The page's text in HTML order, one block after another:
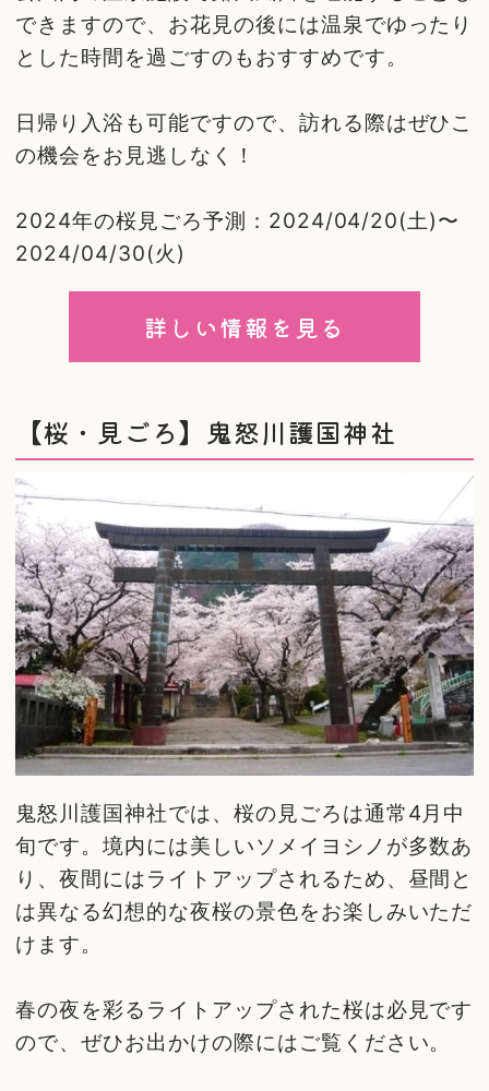
できますので、お花見の後には温泉でゆったり
とした時間を過ごすのもおすすめです。
日帰り入浴も可能ですので、訪れる際はぜひこ
の機会をお見逃しなく！
2024年の桜見ごろ予測：2024/04/20(土)〜
2024/04/30(火)
詳しい情報を見る
【桜・見ごろ】鬼怒川護国神社
鬼怒川護国神社では、桜の見ごろは通常4月中
旬です。境内には美しいソメイヨシノが多数あ
り、夜間にはライトアップされるため、昼間と
は異なる幻想的な夜桜の景色をお楽しみいただ
けます。
春の夜を彩るライトアップされた桜は必見です
ので、ぜひお出かけの際にはご覧ください。